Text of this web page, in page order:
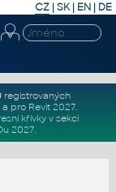
CZ | SK| EN | DE
registrovaných
a pro Revit 2027.
křivkyv sekci
2027.